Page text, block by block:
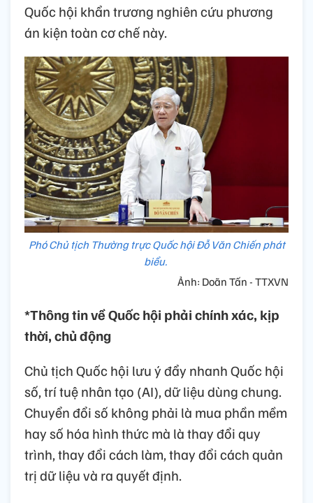
Quốc hội khẩn trương nghiên cứu phương
án kiện toàn cơ chế này.
Phó Chủ tịch Thường trực Quốc hội Đỗ Văn Chiến phát
biểu.
Ảnh: Doãn Tấn - TTXVN
*Thông tin về Quốc hội phải chính xác, kịp
thời, chủ động
Chủ tịch Quốc hội lưu ý đẩy nhanh Quốc hội
số, trí tuệ nhân tạo (AI), dữ liệu dùng chung.
Chuyển đổi số không phải là mua phần mềm
hay số hóa hình thức mà là thay đổi quy
trình, thay đổi cách làm, thay đổi cách quản
trị dữ liệu và ra quyết định.